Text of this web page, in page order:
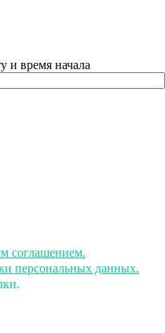
и время начала
соглашением.
персональных данных.